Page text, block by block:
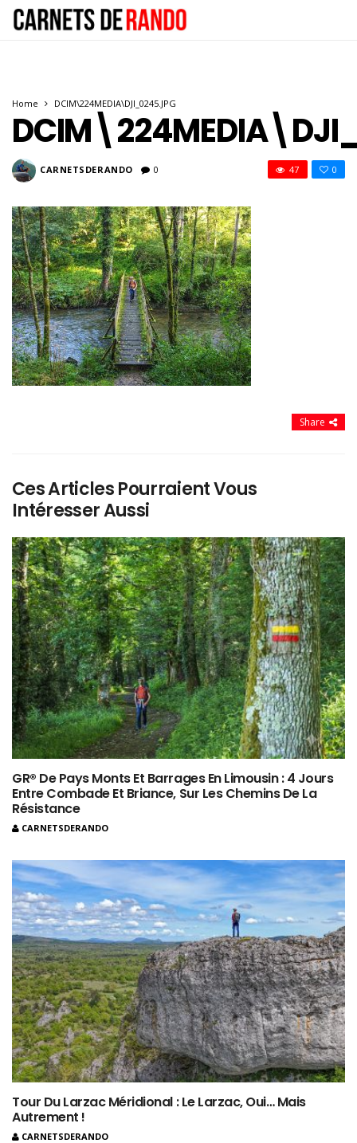
Home DCIM\224MEDIA\DJI_0245.JPG
CARNETSDERANDO 0 0
47
Share
Ces Articles Pourraient Vous
Intéresser Aussi
GR® De Pays Monts Et Barrages En Limousin : 4 Jours
Entre Combade Et Briance, Sur Les Chemins De La
Résistance
CARNETSDERANDO
Tour Du Larzac Méridional : Le Larzac, Oui… Mais
Autrement !
CARNETSDERANDO